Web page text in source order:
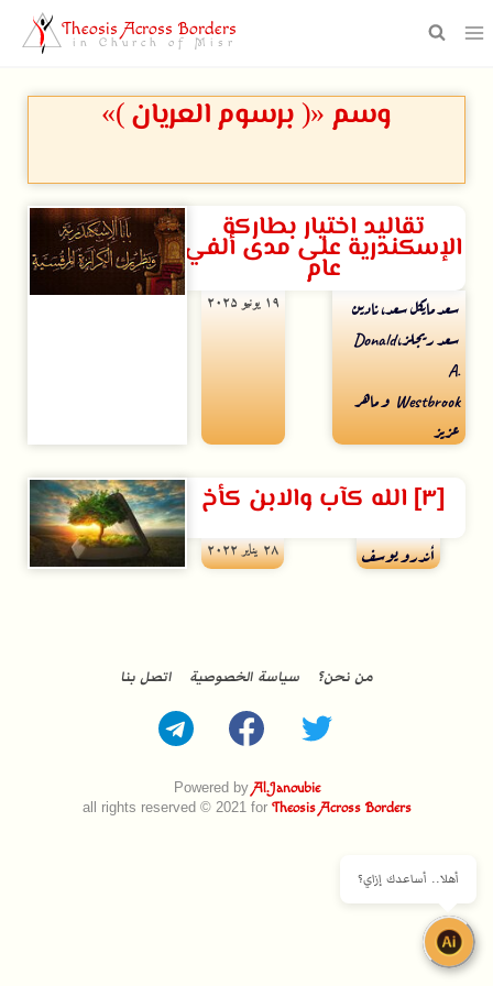
Theosis Across Borders
in Church of Misr
وسم «( برسوم العريان )»
تقاليد اختيار بطاركة
الإسكندرية على مدى ألفي
عام
سعد مايكل سعد، نادين
سعد ريجلز، Donald
A.
Westbrook و ماهر
عزيز
۱۹ يونيو ۲۰۲۵
[۳] الله كآب والابن كأخ
أندرو يوسف ۲۸ يناير ۲۰۲۲
Powered byAl.Janoubie
all rights reserved © 2021 for Theosis Across Borders
من نحن؟ سياسة الخصوصية اتصل بنا
أهلا.. أساعدك إزاي؟